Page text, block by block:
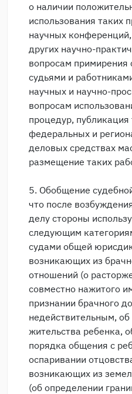
о наличии
использования таких
научных
других научно-
вопросам примирения
судьями и
научных и научно-
вопросам
процедур, публикация
федеральных и
деловых средствах
размещение таких
5. Обобщение
что после
делу стороны
следующим
судами общей
возникающих из
отношений (о
совместно нажитого
признании брачного
недействительным,
жительства ребенка,
порядка общения с
оспаривании
возникающих из
(об определении